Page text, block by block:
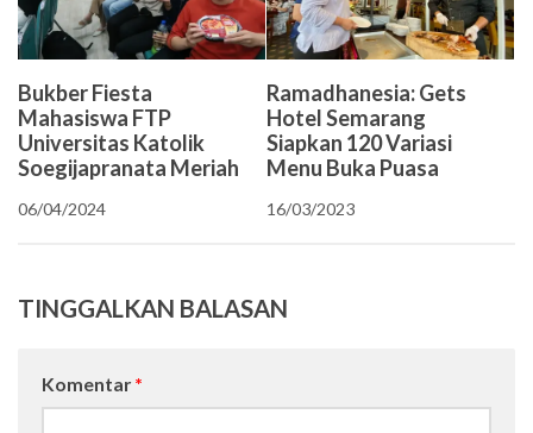
Bukber Fiesta
Mahasiswa FTP
Universitas Katolik
Soegijapranata Meriah
06/04/2024
Ramadhanesia: Gets
Hotel Semarang
Siapkan 120 Variasi
Menu Buka Puasa
16/03/2023
TINGGALKAN BALASAN
Komentar *